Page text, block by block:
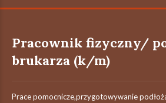
Pracownik fizyczny/
brukarza (k/m)
Prace pomocnicze,przygotowywanie